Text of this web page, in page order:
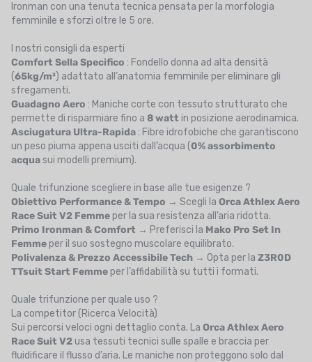
CARTA REGALO
IL MIO CARRELLO
I MIEI PREFERITI
IL BLOG DEI TONTONS
CONTATTO
Ironman con una tenuta tecnica pensata per la morfologia
femminile e sforzi oltre le 5 ore.
I nostri consigli da esperti
Comfort Sella Specifico : Fondello donna ad alta densità
(65kg/m³) adattato all’anatomia femminile per eliminare gli
sfregamenti.
Guadagno Aero : Maniche corte con tessuto strutturato che
permette di risparmiare fino a 8 watt in posizione aerodinamica.
Asciugatura Ultra-Rapida : Fibre idrofobiche che garantiscono
un peso piuma appena usciti dall’acqua (0% assorbimento
acquasui modelli premium).
Quale trifunzione scegliere in base alle tue esigenze ?
Obiettivo Performance & Tempo → Scegli la Orca Athlex Aero
Race Suit V2 Femme per la sua resistenza all’aria ridotta.
Primo Ironman & Comfort → Preferisci la Mako Pro Set In
Femme per il suo sostegno muscolare equilibrato.
Polivalenza & Prezzo Accessibile Tech → Opta per la Z3R0D
TTsuit Start Femme per l’affidabilità su tutti i formati.
Quale trifunzione per quale uso ?
La competitor (Ricerca Velocità)
Sui percorsi veloci ogni dettaglio conta. La Orca Athlex Aero
Race Suit V2 usa tessuti tecnici sulle spalle e braccia per
fluidificare il flusso d’aria. Le maniche non proteggono solo dal